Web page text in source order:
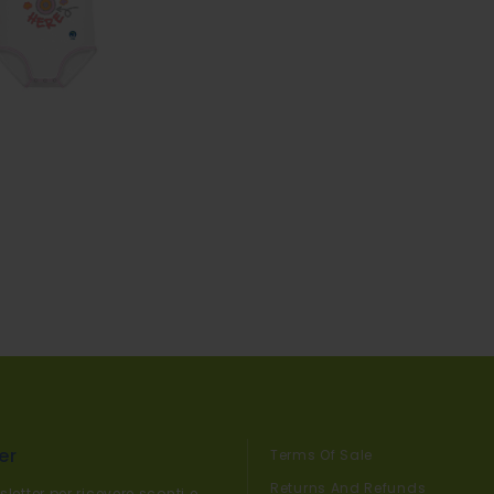
Terms Of Sale
Returns And Refunds